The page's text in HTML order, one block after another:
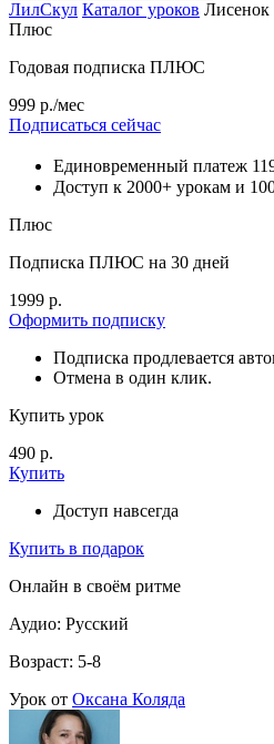
ЛилСкул Каталог уроков Лисенок
Плюс
Годовая подписка ПЛЮС
999 р./мес
Подписаться сейчас
Единовременный платеж
Доступ к 2000+ урокам и
Плюс
Подписка ПЛЮС на 30 дней
1999 р.
Оформить подписку
Подписка продлевается
Отмена в один клик.
Купить урок
490 р.
Купить
Доступ навсегда
Купить в подарок
Онлайн в своём ритме
Аудио: Русский
Возраст: 5-8
Урок от Оксана Коляда